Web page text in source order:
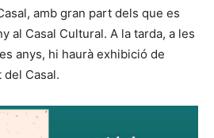
amb gran part dels que es
al Casal Cultural. A la tarda, a les
anys, hi haurà exhibició de
Casal.